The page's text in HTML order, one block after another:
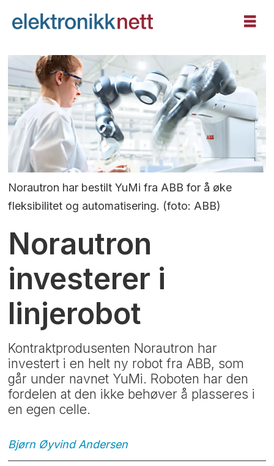
Norautron har bestilt YuMi fra ABB for å øke
fleksibilitet og automatisering. (foto: ABB)
Norautron
investerer i
linjerobot
Kontraktprodusenten Norautron har
investert i en helt ny robot fra ABB, som
går under navnet YuMi. Roboten har den
fordelen at den ikke behøver å plasseres i
en egen celle.
Bjørn Øyvind Andersen